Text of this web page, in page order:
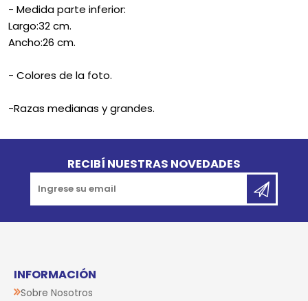
- Medida parte inferior:
Largo:32 cm.
Ancho:26 cm.
- Colores de la foto.
-Razas medianas y grandes.
RECIBÍ NUESTRAS NOVEDADES
INFORMACIÓN
Sobre Nosotros